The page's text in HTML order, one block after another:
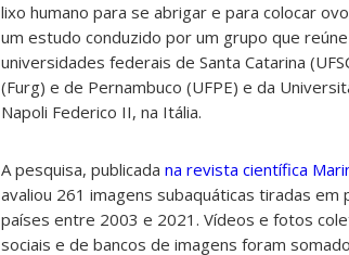
lixo humano para se abrigar e para colocar
um estudo conduzido por um grupo que
universidades federais de Santa Catarina
(Furg) e de Pernambuco (UFPE) e da
Napoli Federico II, na Itália.
A pesquisa, publicada na revista científica
avaliou 261 imagens subaquáticas tiradas em
países entre 2003 e 2021. Vídeos e fotos
sociais e de bancos de imagens foram